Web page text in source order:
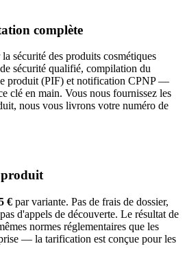
complète
sécurité des produits cosmétiques
sécurité qualifié, compilation du
produit (PIF) et notification CPNP —
clé en main. Vous nous fournissez les
nous vous livrons votre numéro de
€ par variante. Pas de frais de dossier,
d'appels de découverte. Le résultat de
normes réglementaires que les
— la tarification est conçue pour les